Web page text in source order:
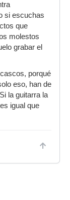
si escuchas
que
molestos
grabar el
porqué
eso, han de
la guitarra la
igual que